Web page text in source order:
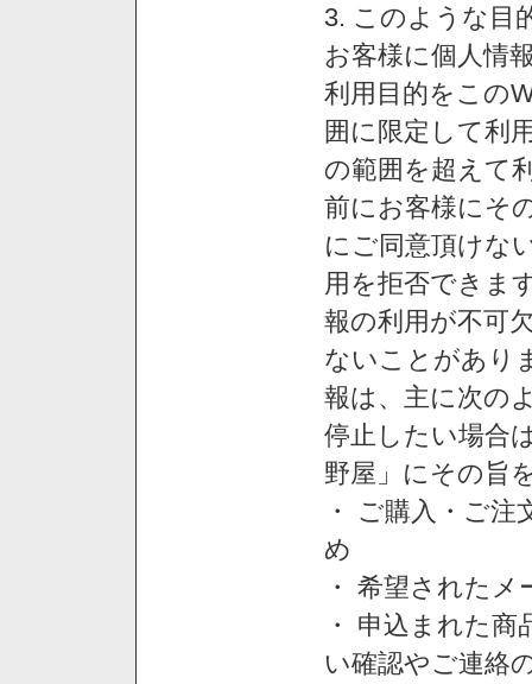
3. このような目
お客様に個人情
利用目的をこの
囲に限定して利
の範囲を超えて
前にお客様にそ
にご同意頂けな
用を拒否できま
報の利用が不可
ないことがあり
報は、主に次の
停止したい場合
野屋」にその旨
・ ご購入・ご
め
・ 希望された
・ 申込まれた
い確認やご連絡